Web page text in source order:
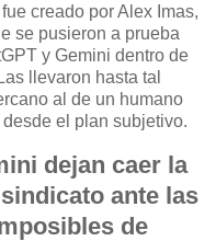
creado por Alex Imas,
se pusieron a prueba
y Gemini dentro de
llevaron hasta tal
al de un humano
el plan subjetivo.
dejan caer la
ante las
de